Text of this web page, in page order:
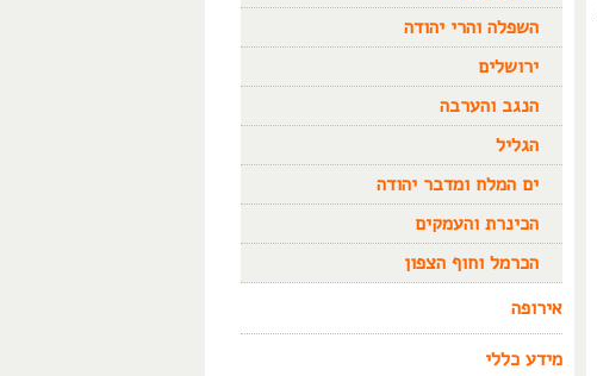
השפלה והרי יהודה
ירושלים
הנגב והערבה
הגליל
ים המלח ומדבר יהודה
הכינרת והעמקים
הכרמל וחוף הצפון
אירופה
מידע כללי